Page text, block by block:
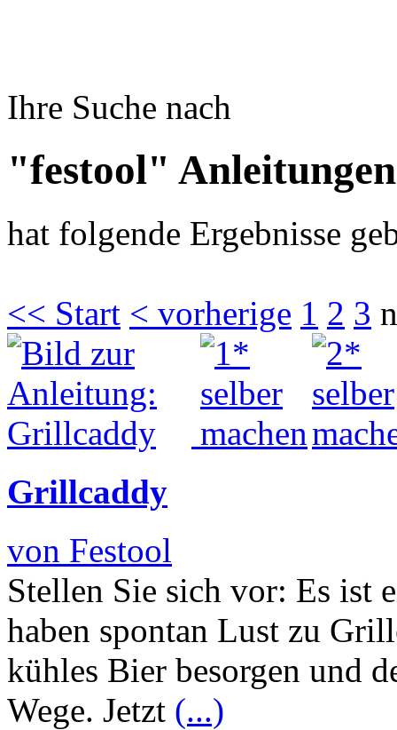
Ihre Suche nach
"festool" Anleitungen
hat folgende Ergebnisse
<< Start < vorherige 1 2 3
Grillcaddy
von Festool
Stellen Sie sich vor: Es ist
haben spontan Lust zu
kühles Bier besorgen und
Wege. Jetzt (...)